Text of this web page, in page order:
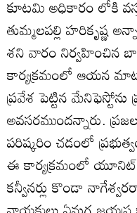
కూటమి అధికారం లోకి
తుమ్మలపల్లి హరికృష్ణ
శని వారం నిర్వహించిన
కార్యక్రమంలో ఆయన
ప్రవేశ పెట్టిన మేనిఫెస్టోను
అవసరముందన్నారు.
పరిష్కరిం చడంలో
ఈ కార్యక్రమంలో యూనిట్‌
కన్వీనర్లు కొండా